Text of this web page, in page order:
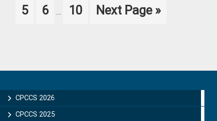
Page
5 Page
6
pages
… Page
10
Go
Next Page »
Sidebar
CPCCS 2026
CPCCS 2025